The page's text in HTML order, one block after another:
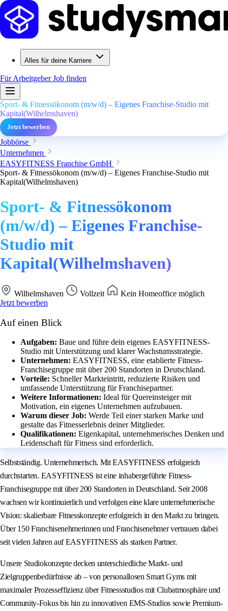
Alles für deine Karriere
Für ArbeitgeberJob finden
Sport- & Fitnessökonom (m/w/d) – Eigenes Franchise-Studio mit
Kapital(Wilhelmshaven)
Jetzt bewerben
Jobbörse
Unternehmen
EASYFITNESS Franchise GmbH
Sport- & Fitnessökonom (m/w/d) – Eigenes Franchise-Studio mit
Kapital(Wilhelmshaven)
Sport- & Fitnessökonom
(m/w/d) – Eigenes Franchise-
Studio mit
Kapital(Wilhelmshaven)
Wilhelmshaven Vollzeit
Kein Homeoffice möglich
Jetzt bewerben
Auf einen Blick
Aufgaben: Baue und führe dein eigenes EASYFITNESS-
Studio mit Unterstützung und klarer Wachstumsstrategie.
Unternehmen: EASYFITNESS, eine etablierte Fitness-
Franchisegruppe mit über 200 Standorten in Deutschland.
Vorteile: Schneller Markteintritt, reduzierte Risiken und
umfassende Unterstützung für Franchisepartner.
Weitere Informationen: Ideal für Quereinsteiger mit
Motivation, ein eigenes Unternehmen aufzubauen.
Warum dieser Job: Werde Teil einer starken Marke und
gestalte das Fitnesserlebnis deiner Mitglieder.
Qualifikationen: Eigenkapital, unternehmerisches Denken und
Leidenschaft für Fitness sind erforderlich.
Selbstständig. Unternehmerisch. Mit EASYFITNESS erfolgreich
durchstarten. EASYFITNESS ist eine inhabergeführte Fitness-
Franchisegruppe mit über 200 Standorten in Deutschland. Seit 2008
wachsen wir kontinuierlich und verfolgen eine klare unternehmerische
Vision: skalierbare Fitnesskonzepte erfolgreich in den Markt zu bringen.
Über 150 Franchisenehmerinnen und Franchisenehmer vertrauen dabei
seit vielen Jahren auf EASYFITNESS als starken Partner.
Unsere Studiokonzepte decken unterschiedliche Markt- und
Zielgruppenbedürfnisse ab – von personallosen Smart Gyms mit
maximaler Prozesseffizienz über Fitnessstudios mit Clubatmosphäre und
Community-Fokus bis hin zu innovativen EMS-Studios sowie Premium-